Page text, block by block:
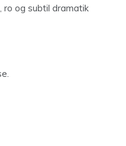
ro og subtil dramatik